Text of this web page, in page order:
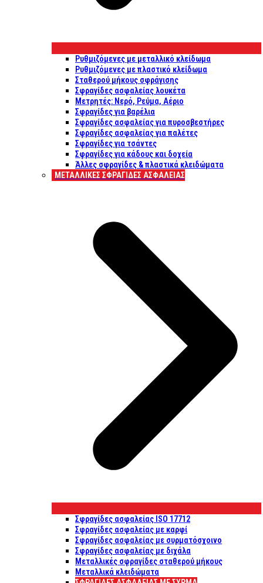
Ρυθμιζόμενες με μεταλλικό κλείδωμα
Ρυθμιζόμενες με πλαστικό κλείδωμα
Σταθερού μήκους σφράγισης
Σφραγίδες ασφαλείας λουκέτα
Μετρητές: Νερό, Ρεύμα, Αέριο
Σφραγίδες για βαρέλια
Σφραγίδες ασφαλείας για πυροσβεστήρες
Σφραγίδες ασφαλείας για παλέτες
Σφραγίδες για τσάντες
Σφραγίδες για κάδους και δοχεία
Άλλες σφραγίδες & πλαστικά κλειδώματα
ΜΕΤΑΛΛΙΚΕΣ ΣΦΡΑΓΙΔΕΣ ΑΣΦΑΛΕΙΑΣ
Σφραγίδες ασφαλείας ISO 17712
Σφραγίδες ασφαλείας με καρφί
Σφραγίδες ασφαλείας με συρματόσχοινο
Σφραγίδες ασφαλείας με διχάλα
Μεταλλικές σφραγίδες σταθερού μήκους
Μεταλλικά κλειδώματα